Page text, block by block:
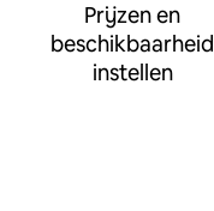
Prijzen en
beschikbaarheid
instellen